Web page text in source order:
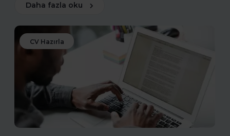
Daha fazla oku
CV Hazırla